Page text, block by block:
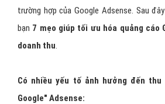
trường hợp của Google Adsense. Sau
bạn 7 mẹo giúp tối ưu hóa quảng cáo
doanh thu.
Có nhiều yếu tố ảnh hưởng đến
Google" Adsense: